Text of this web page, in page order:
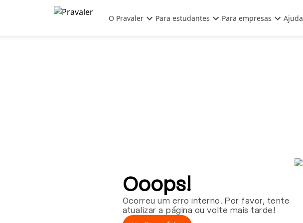
Pular para o conteúdo principal
O Pravaler Para estudantes Para empresas Ajuda
Ooops!
Ocorreu um erro interno. Por favor, tente
atualizar a página ou volte mais tarde!